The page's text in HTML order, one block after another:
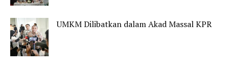
UMKM Dilibatkan dalam Akad Massal KPR